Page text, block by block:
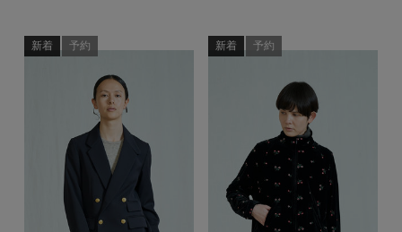
新着 予約
新着 予約